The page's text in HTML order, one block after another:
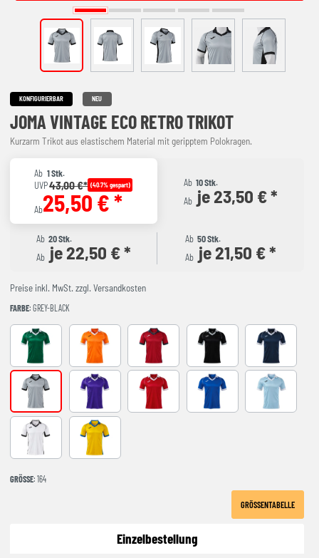
KONFIGURIERBAR NEU
JOMA VINTAGE ECO RETRO TRIKOT
Kurzarm Trikot aus elastischem Material mit geripptem Polokragen.
Ab 1 Stk.
UVP43,00 €* (40.7% gespart)
Ab25,50 € *
Ab 10 Stk.
Ab je 23,50 € *
Ab 20 Stk.
Ab je 22,50 € *
Ab 50 Stk.
Ab je 21,50 € *
Preise inkl. MwSt. zzgl. Versandkosten
FARBE: GREY-BLACK
GREEN-WHITE ORANGE-WHITE RED-NAVY BLACK-GREY DARK NAVY
GREY-BLACK VIOLETA-BLANCO RED-WHITE ROYAL-WHITE
WHITE-BLACK YELLOW-ROYAL
GRÖSSE : 164
GRÖSSENTABELLE
Einzelbestellung